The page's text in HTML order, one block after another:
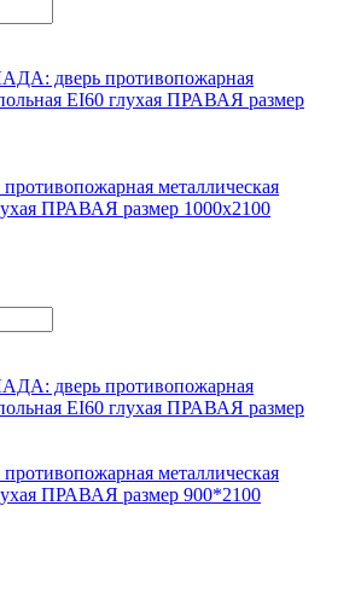
металлическая
ПРАВАЯ размер 1000х2100
металлическая
ПРАВАЯ размер 900*2100